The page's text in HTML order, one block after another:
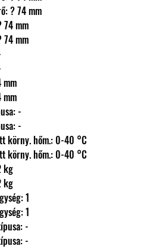
átmérő: ? 74 mm
? 74 mm
? 74 mm
24 mm
24 mm
tipusa: -
tipusa: -
körny. hőm.: 0-40 °C
körny. hőm.: 0-40 °C
kg
kg
egység: 1
egység: 1
típusa: -
típusa: -